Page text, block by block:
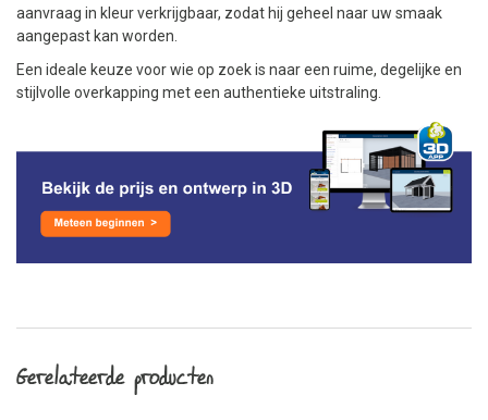
aanvraag in kleur verkrijgbaar, zodat hij geheel naar uw smaak
aangepast kan worden.
Een ideale keuze voor wie op zoek is naar een ruime, degelijke en
stijlvolle overkapping met een authentieke uitstraling.
Gerelateerde producten